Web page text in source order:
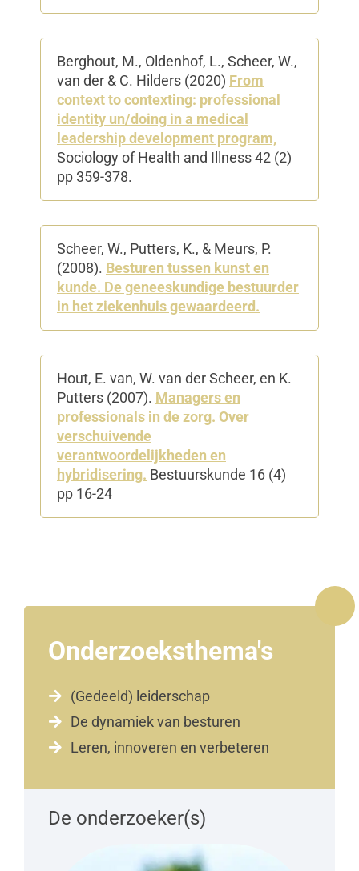
Berghout, M., Oldenhof, L., Scheer, W.,
van der & C. Hilders (2020) From
context to contexting: professional
identity un/doing in a medical
leadership development program,
Sociology of Health and Illness 42 (2)
pp 359-378.
Scheer, W., Putters, K., & Meurs, P.
(2008). Besturen tussen kunst en
kunde. De geneeskundige bestuurder
in het ziekenhuis gewaardeerd.
Hout, E. van, W. van der Scheer, en K.
Putters (2007). Managers en
professionals in de zorg. Over
verschuivende
verantwoordelijkheden en
hybridisering. Bestuurskunde 16 (4)
pp 16-24
Onderzoeksthema's
 (Gedeeld) leiderschap
 De dynamiek van besturen
 Leren, innoveren en verbeteren
De onderzoeker(s)